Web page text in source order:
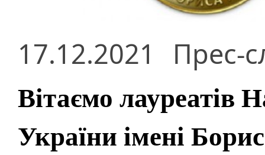
17.12.2021 Прес-
Вітаємо лауреатів
України імені